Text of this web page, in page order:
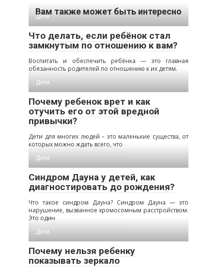
Вам также может быть интересно
Дети
Что делать, если ребёнок стал
замкнутым по отношению к вам?
Воспитать и обеспечить ребёнка — это главная
обязанность родителей по отношению к их детям.
Дети
Почему ребенок врет и как
отучить его от этой вредной
привычки?
Дети для многих людей – это маленькие существа, от
которых можно ждать всего, что
Дети
Синдром Дауна у детей, как
диагностировать до рождения?
Что такое синдром Дауна? Синдром Дауна — это
нарушение, вызванное хромосомным расстройством.
Это один
Дети
Почему нельзя ребенку
показывать зеркало